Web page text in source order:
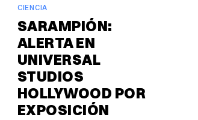
CIENCIA
SARAMPIÓN:
ALERTA EN
UNIVERSAL
STUDIOS
HOLLYWOOD POR
EXPOSICIÓN